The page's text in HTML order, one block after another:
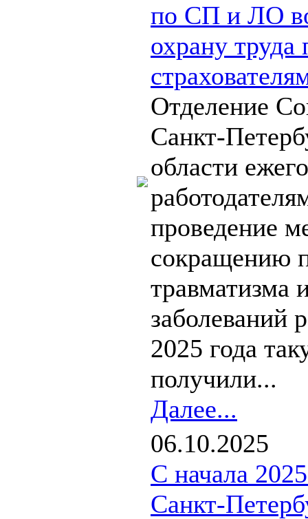
по СП и ЛО
охрану труда
Отделение
Санкт-
области
проведение
сокращению
травматизма
заболеваний
2025 года
получили...
Далее...
06.10.2025
С начала
Санкт-